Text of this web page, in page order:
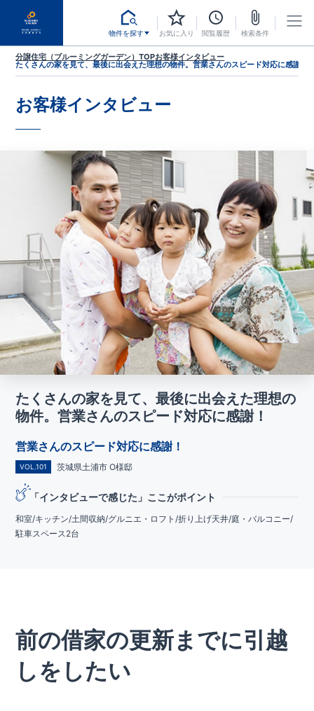
物件を探す お気に入り 閲覧履歴 検索条件
分譲住宅（ブルーミングガーデン）TOPお客様インタビュー
たくさんの家を見て、最後に出会えた理想の物件。営業さんのスピード対応に感謝！
お客様インタビュー
たくさんの家を見て、最後に出会えた理想の
物件。営業さんのスピード対応に感謝！
営業さんのスピード対応に感謝！
VOL.101 茨城県土浦市 O様邸
「インタビューで感じた」ここがポイント
和室/キッチン/土間収納/グルニエ・ロフト/折り上げ天井/庭・バルコニー/
駐車スペース2台
前の借家の更新までに引越
しをしたい